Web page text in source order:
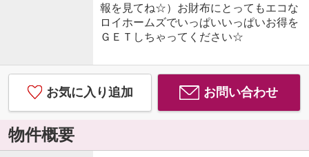
報を見てね☆）お財布にとってもエコな
ロイホームズでいっぱいいっぱいお得を
ＧＥＴしちゃってください☆
お気に入り追加 お問い合わせ
物件概要